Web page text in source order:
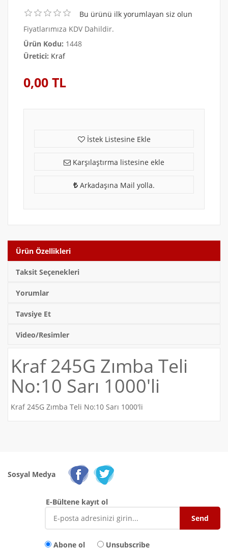
Bu ürünü ilk yorumlayan siz olun
Fiyatlarımıza KDV Dahildir.
Ürün Kodu: 1448
Üretici: Kraf
0,00 TL
İstek Listesine Ekle
Karşılaştırma listesine ekle
Arkadaşına Mail yolla.
Ürün Özellikleri
Taksit Seçenekleri
Yorumlar
Tavsiye Et
Video/Resimler
Kraf 245G Zımba Teli
No:10 Sarı 1000'li
Kraf 245G Zımba Teli No:10 Sarı 1000'li
Sosyal Medya
E-Bültene kayıt ol
Abone ol Unsubscribe